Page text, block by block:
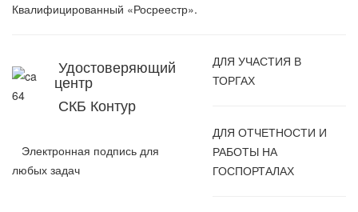
Квалифицированный «Росреестр».
Удостоверяющий
центр
СКБ Контур
ДЛЯ УЧАСТИЯ В
ТОРГАХ
ДЛЯ ОТЧЕТНОСТИ И
РАБОТЫ НА
ГОСПОРТАЛАХ
Электронная подпись для
любых задач